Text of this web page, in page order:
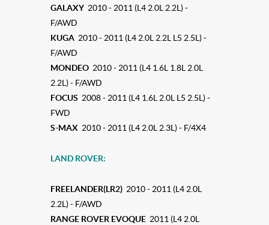
GALAXY 2010 - 2011 (L4 2.0L 2.2L) -
F/AWD
KUGA 2010 - 2011 (L4 2.0L 2.2L L5 2.5L) -
F/AWD
MONDEO 2010 - 2011 (L4 1.6L 1.8L 2.0L
2.2L) - F/AWD
FOCUS 2008 - 2011 (L4 1.6L 2.0L L5 2.5L) -
FWD
S-MAX 2010 - 2011 (L4 2.0L 2.3L) - F/4X4
LAND ROVER:
FREELANDER(LR2) 2010 - 2011 (L4 2.0L
2.2L) - F/AWD
RANGE ROVER EVOQUE 2011 (L4 2.0L